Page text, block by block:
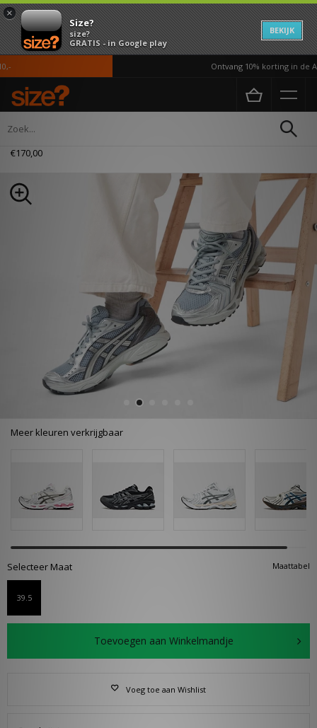
×
Size?
size?
GRATIS - in Google play
BEKIJK
Ontvang 10% korting in de
Home Dames
ASICS GEL-KAYANO 14 Dames
€170,00
Meer kleuren verkrijgbaar
Maattabel
Selecteer Maat
39.5
Toevoegen aan Winkelmandje
Voeg toe aan Wishlist